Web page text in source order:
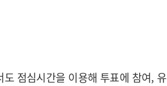
점심시간을 이용해 투표에 참여, 유